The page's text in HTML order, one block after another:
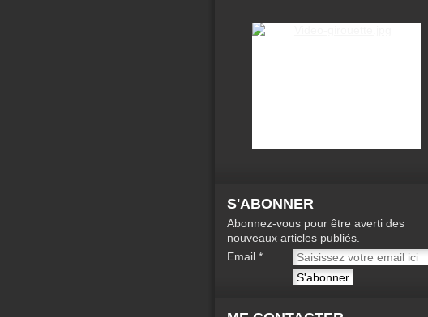
S'ABONNER
Abonnez-vous pour être averti des
nouveaux articles publiés.
Email